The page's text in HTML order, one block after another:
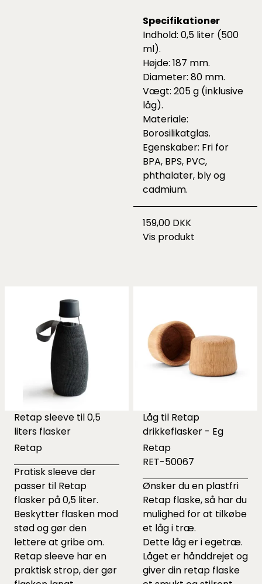
Specifikationer
Indhold: 0,5 liter (500
ml).
Højde: 187 mm.
Diameter: 80 mm.
Vægt: 205 g (inklusive
låg).
Materiale:
Borosilikatglas.
Egenskaber: Fri for
BPA, BPS, PVC,
phthalater, bly og
cadmium.
159,00 DKK
Vis produkt
Retap sleeve til 0,5
liters flasker
Retap
Pratisk sleeve der
passer til Retap
flasker på 0,5 liter.
Beskytter flasken mod
stød og gør den
lettere at gribe om.
Retap sleeve har en
praktisk strop, der gør
Låg til Retap
drikkeflasker - Eg
Retap
RET-50067
Ønsker du en plastfri
Retap flaske, så har du
mulighed for at tilkøbe
et låg i træ.
Dette låg er i egetræ.
Låget er hånddrejet og
giver din retap flaske